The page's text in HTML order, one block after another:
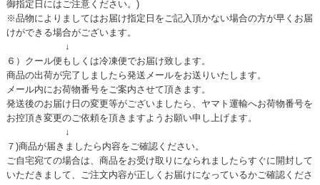
御指定日にはご注意ください。)
※品物によりましてはお届け指定日をご記入頂かない場合の方が早くお届
けができる場合がございます。
↓
６）クール便もしくは冷凍便でお届け致します。
商品の出荷が完了しましたら発送メールをお送りいたします。
メール内にお荷物番号をご案内させて頂きます。
発送後のお届け日の変更等がございましたら、ヤマト運輸へお荷物番号を
お控頂き変更のご依頼を頂きますようお願い申し上げます。
↓
７)商品が届きましたら内容をご確認ください。
ご自宅宛ての場合は、商品をお受け取りになられましたらすぐに開封して
いただきまして、ご注文内容が正しくお届けになっているかご確認くださ